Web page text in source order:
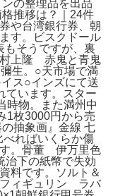
の整理品を出品
推移は？｜24件
や台湾銀行券、朝
す。ビスクドール
そうですが、裏
村上隆 赤鬼と青鬼
生。○天市場で満
ス○インズにて送
ています。スター
物。また満州中
1枚3000円から売
抽象画』金線 七
べればいくらか傷
す。骨董 伊万里色
下の紙幣で失効
料です。ソルト＆
ィギュリン ラバ